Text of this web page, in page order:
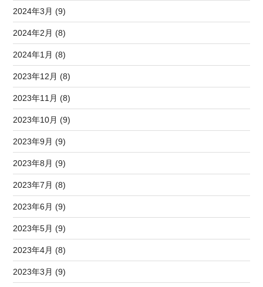
2024年3月 (9)
2024年2月 (8)
2024年1月 (8)
2023年12月 (8)
2023年11月 (8)
2023年10月 (9)
2023年9月 (9)
2023年8月 (9)
2023年7月 (8)
2023年6月 (9)
2023年5月 (9)
2023年4月 (8)
2023年3月 (9)